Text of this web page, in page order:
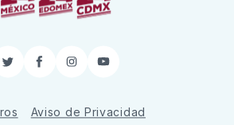
TwitterFacebook
InstagramYouTube
Aviso de Privacidad